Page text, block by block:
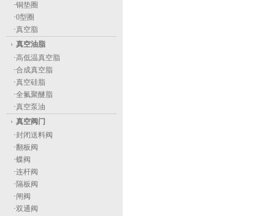
·铜垫圈
·0型圈
·真空脂
真空油脂
·高低温真空脂
·合成真空脂
·真空硅脂
·全氟聚醚脂
·真空泵油
真空阀门
·封闭送料阀
·翻板阀
·蝶阀
·连杆阀
· 隔板阀
·闸阀
·双通阀